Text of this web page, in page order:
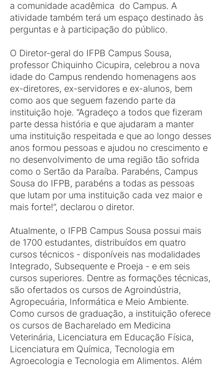
a comunidade acadêmica do Campus. A
atividade também terá um espaço destinado às
perguntas e à participação do público.
O Diretor-geral do IFPB Campus Sousa,
professor Chiquinho Cicupira, celebrou a nova
idade do Campus rendendo homenagens aos
ex-diretores, ex-servidores e ex-alunos, bem
como aos que seguem fazendo parte da
instituição hoje. “Agradeço a todos que fizeram
parte dessa história e que ajudaram a manter
uma instituição respeitada e que ao longo desses
anos formou pessoas e ajudou no crescimento e
no desenvolvimento de uma região tão sofrida
como o Sertão da Paraíba. Parabéns, Campus
Sousa do IFPB, parabéns a todas as pessoas
que lutam por uma instituição cada vez maior e
mais forte!”, declarou o diretor.
Atualmente, o IFPB Campus Sousa possui mais
de 1700 estudantes, distribuídos em quatro
cursos técnicos - disponíveis nas modalidades
Integrado, Subsequente e Proeja - e em seis
cursos superiores. Dentre as formações técnicas,
são ofertados os cursos de Agroindústria,
Agropecuária, Informática e Meio Ambiente.
Como cursos de graduação, a instituição oferece
os cursos de Bacharelado em Medicina
Veterinária, Licenciatura em Educação Física,
Licenciatura em Química, Tecnologia em
Agroecologia e Tecnologia em Alimentos. Além